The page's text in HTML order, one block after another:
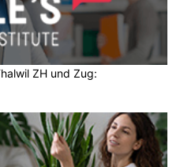
ZH und Zug: